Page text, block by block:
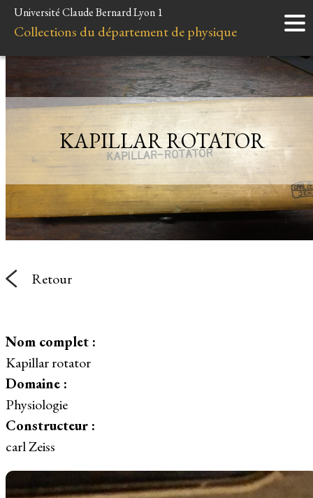
Accueil
Instruments
Minéraux
Liens et ressources
Université Claude Bernard Lyon 1
Collections du département de physique
KAPILLAR ROTATOR
Retour
Nom complet :
Kapillar rotator
Domaine :
Physiologie
Constructeur :
carl Zeiss